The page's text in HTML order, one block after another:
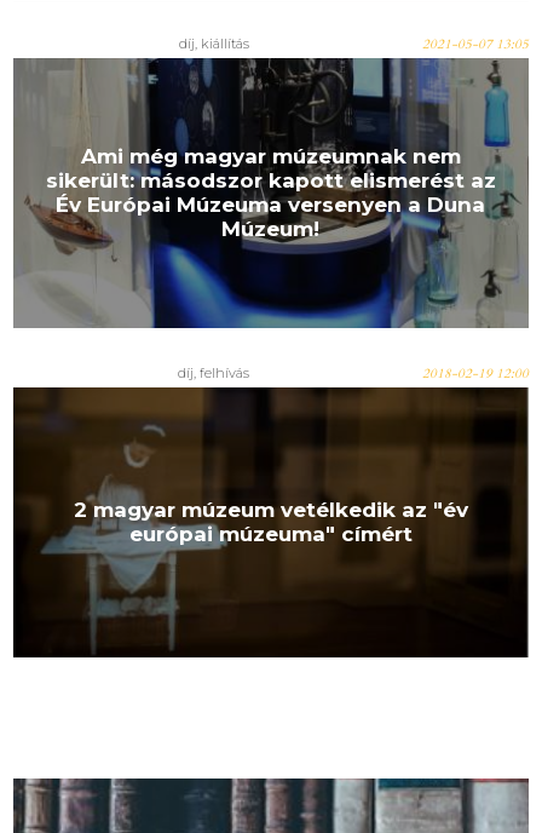
díj, kiállítás 2021-05-07 13:05
Ami még magyar múzeumnak nem
sikerült: másodszor kapott elismerést az
Év Európai Múzeuma versenyen a Duna
Múzeum!
díj, felhívás 2018-02-19 12:00
2 magyar múzeum vetélkedik az "év
európai múzeuma" címért